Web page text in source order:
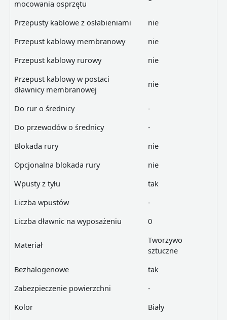
mocowania osprzętu
Przepusty kablowe z osłabieniami
nie
Przepust kablowy membranowy
nie
Przepust kablowy rurowy
nie
Przepust kablowy w postaci
dławnicy membranowej
nie
Do rur o średnicy
-
Do przewodów o średnicy
-
Blokada rury
nie
Opcjonalna blokada rury
nie
Wpusty z tyłu
tak
Liczba wpustów
-
Liczba dławnic na wyposażeniu
0
Materiał
Tworzywo
sztuczne
Bezhalogenowe
tak
Zabezpieczenie powierzchni
-
Kolor
Biały